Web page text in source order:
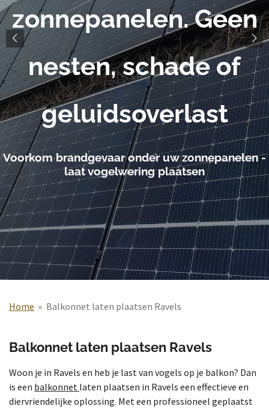
Nederland & België
Vraag direct uw offerte aan
Home » Balkonnet laten plaatsen Ravels
Balkonnet laten plaatsen Ravels
Woon je in Ravels en heb je last van vogels op je balkon? Dan
is een balkonnet laten plaatsen in Ravels een effectieve en
diervriendelijke oplossing. Met een professioneel geplaatst